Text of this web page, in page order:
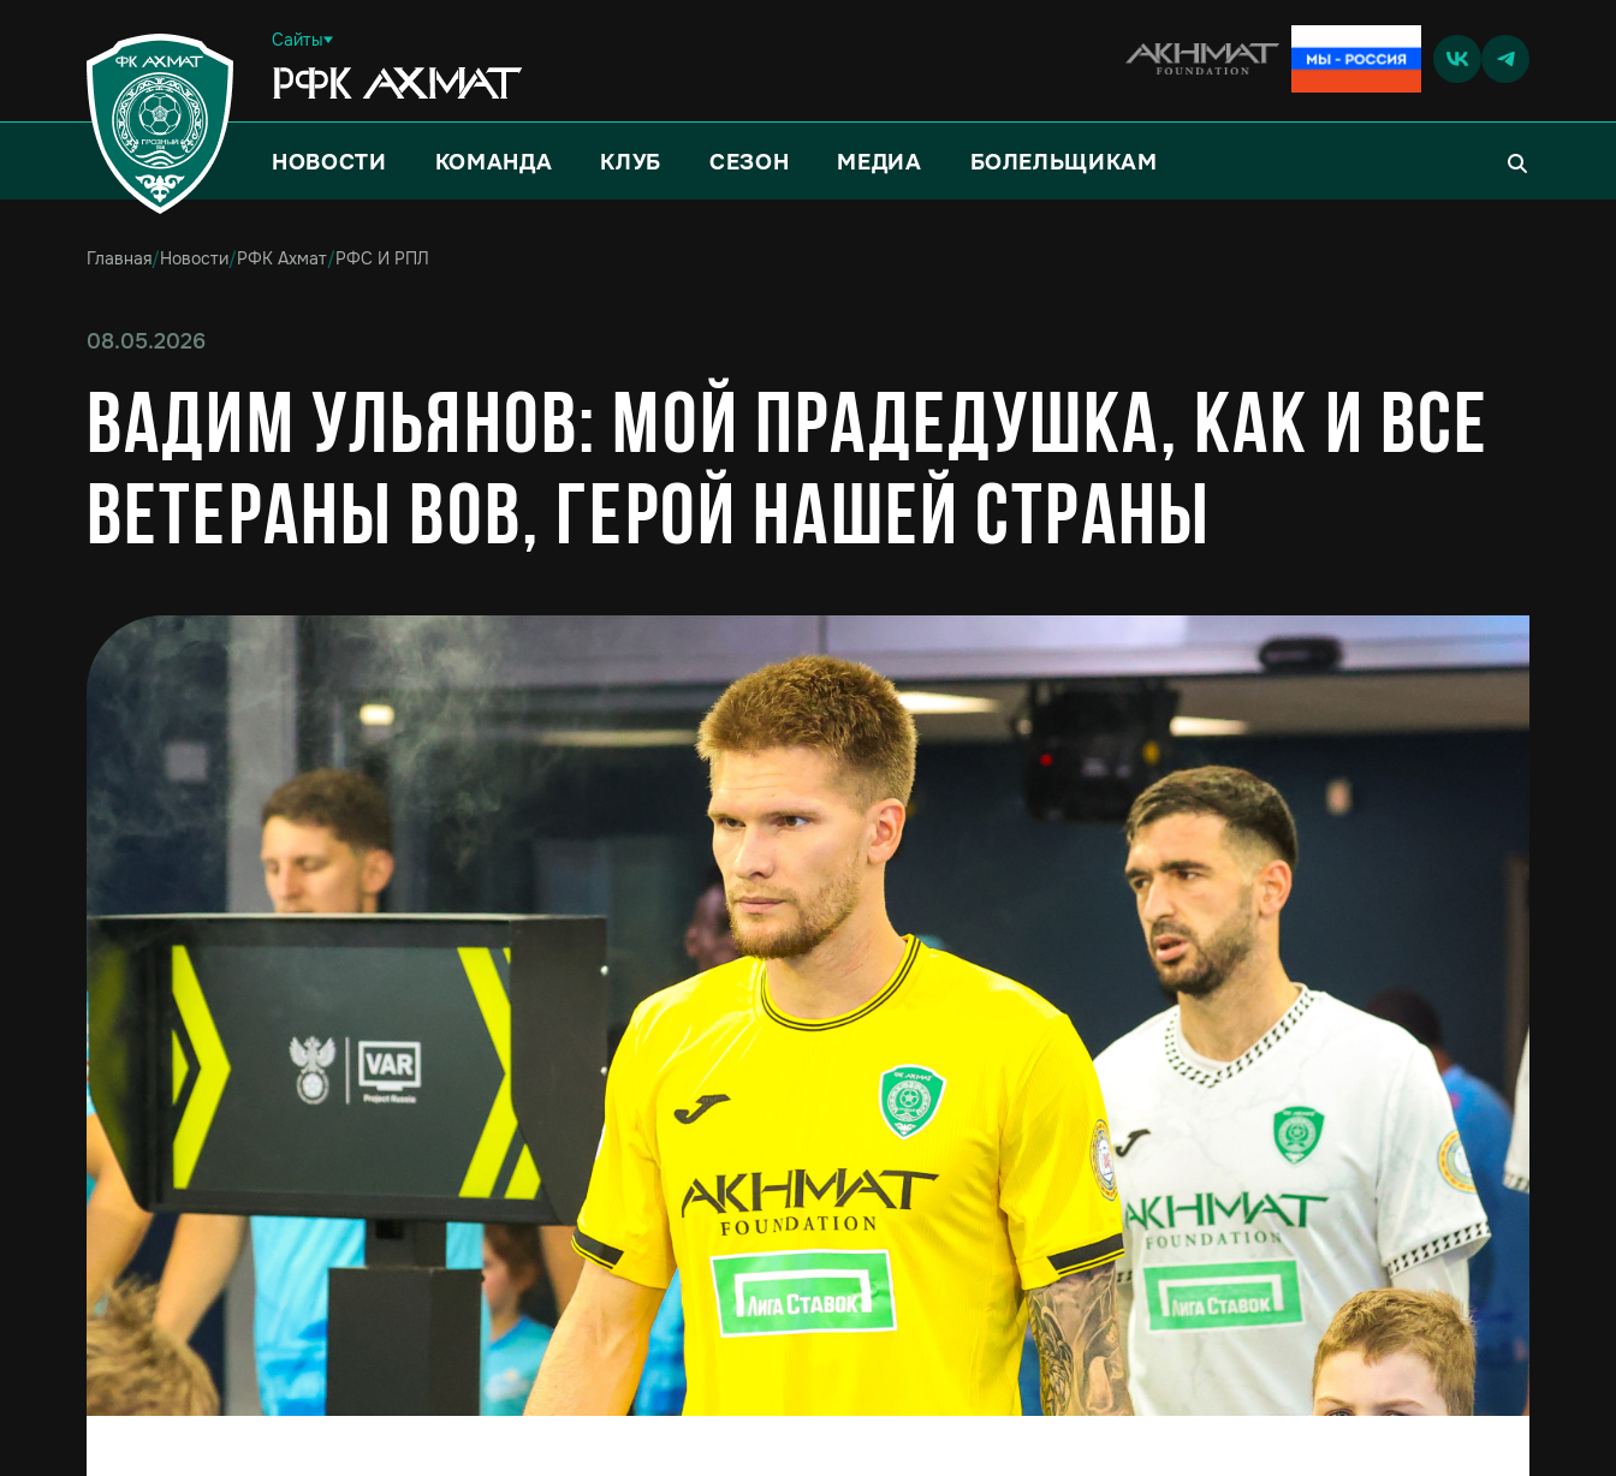
Сайты
НОВОСТИ КОМАНДА КЛУБ СЕЗОН МЕДИА БОЛЕЛЬЩИКАМ
Главная/Новости/РФК Ахмат/РФС И РПЛ
08.05.2026
Вадим Ульянов: Мой прадедушка, как и все
ветераны ВОВ, герой нашей страны